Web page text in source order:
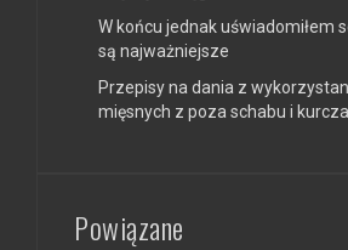
W końcu jednak uświadomiłem
są najważniejsze
Przepisy na dania z
mięsnych z poza schabu i
Powiązane